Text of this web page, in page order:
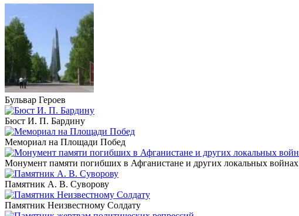
Бульвар Героев
Бюст И. П. Бардину
Мемориал на Площади Побед
Монумент памяти погибших в Афганистане и других локальных войнах
Памятник А. В. Суворову
Памятник Неизвестному Солдату